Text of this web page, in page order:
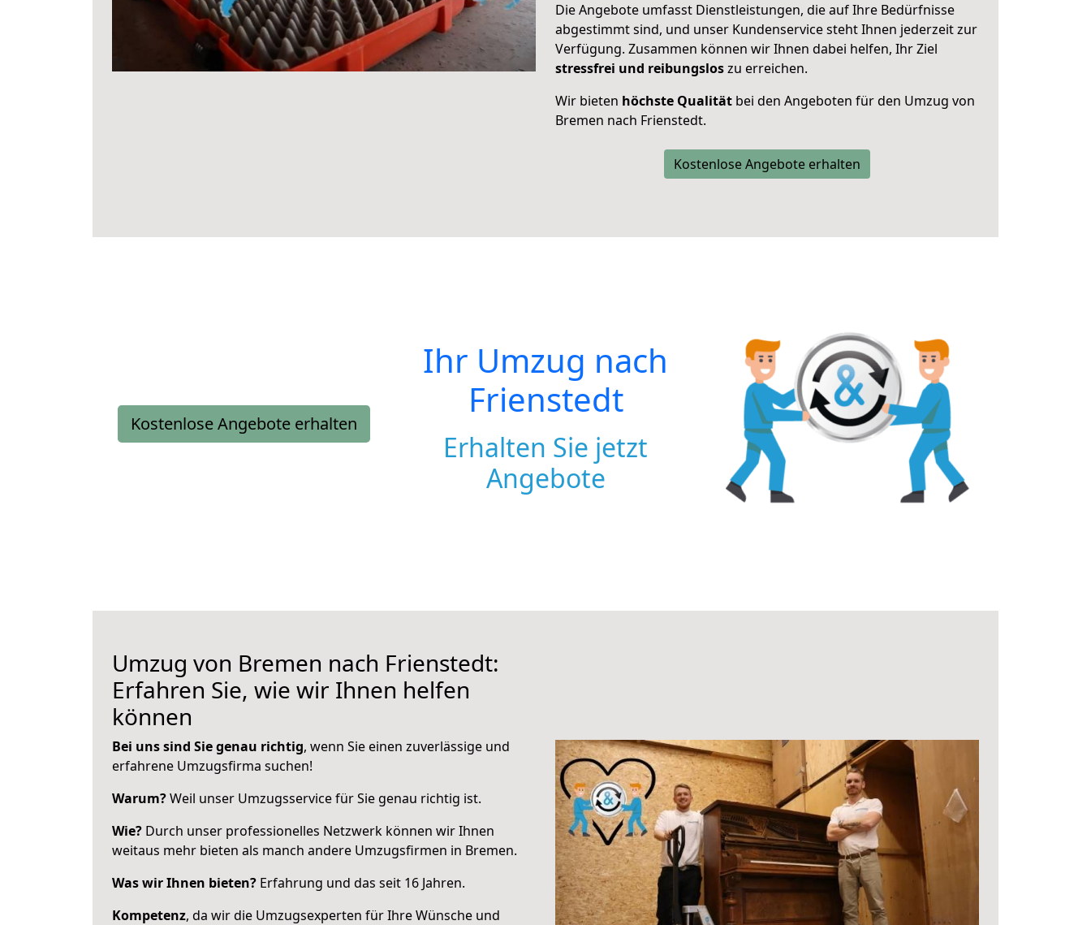
Die Angebote umfasst Dienstleistungen, die auf Ihre Bedürfnisse
abgestimmt sind, und unser Kundenservice steht Ihnen jederzeit zur
Verfügung. Zusammen können wir Ihnen dabei helfen, Ihr Ziel
stressfrei und reibungsloszu erreichen.
Wir bieten höchste Qualität bei den Angeboten für den Umzug von
Bremen nach Frienstedt.
Kostenlose Angebote erhalten
Kostenlose Angebote erhalten
Ihr Umzug nach
Frienstedt
Erhalten Sie jetzt
Angebote
Umzug von Bremen nach Frienstedt:
Erfahren Sie, wie wir Ihnen helfen
können
Bei uns sind Sie genau richtig, wenn Sie einen zuverlässige und
erfahrene Umzugsfirma suchen!
Warum?Weil unser Umzugsservice für Sie genau richtig ist.
Wie? Durch unser professionelles Netzwerk können wir Ihnen
weitaus mehr bieten als manch andere Umzugsfirmen in Bremen.
Was wir Ihnen bieten? Erfahrung und das seit 16 Jahren.
Kompetenz, da wir die Umzugsexperten für Ihre Wünsche und